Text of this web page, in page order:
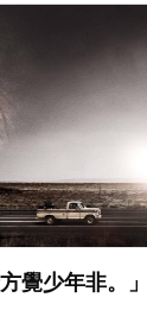
覺少年非。」